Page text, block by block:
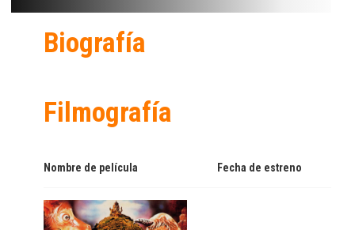
Biografía
Filmografía
Nombre de película Fecha de estreno